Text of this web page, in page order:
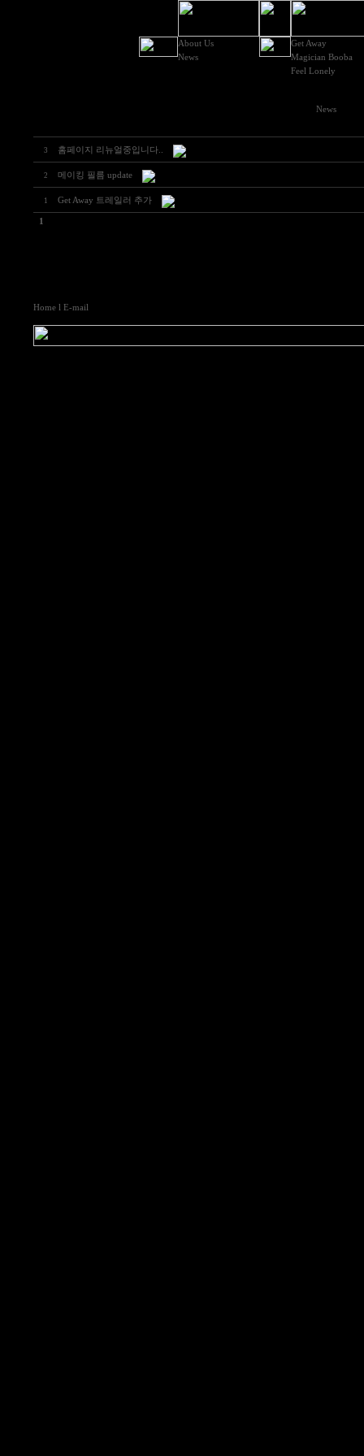
About Us
News
Get Away
Magician Booba
Feel Lonely
News
3 홈페이지 리뉴얼중입니다..
2 메이킹 필름 update
1 Get Away 트레일러 추가
1
Home l E-mail